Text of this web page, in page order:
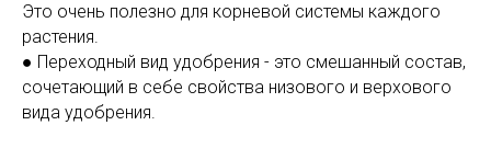
Это очень полезно для корневой системы каждого
растения.
● Переходный вид удобрения - это смешанный состав,
сочетающий в себе свойства низового и верхового
вида удобрения.